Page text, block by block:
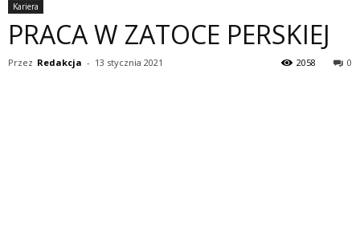
2-
Kariera
PRACA W ZATOCE PERSKIEJ
Przez Redakcja - 13 stycznia 2021 0
2058